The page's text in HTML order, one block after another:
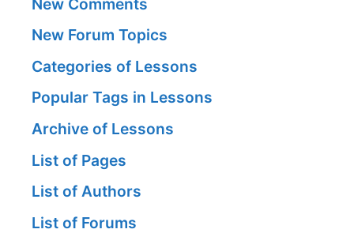
New Forum Topics
Categories of Lessons
Popular Tags in Lessons
Archive of Lessons
List of Pages
List of Authors
List of Forums